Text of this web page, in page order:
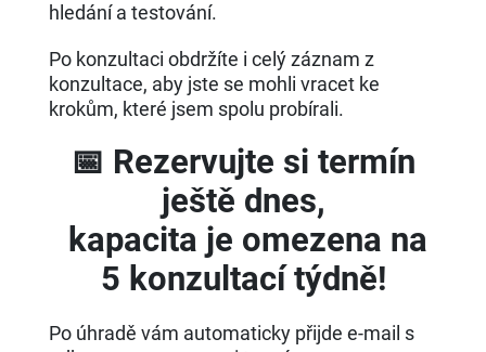
hledání a testování.
Po konzultaci obdržíte i celý záznam z
konzultace, aby jste se mohli vracet ke
krokům, které jsem spolu probírali.
📅 Rezervujte si termín
ještě dnes,
kapacita je omezena na
5 konzultací týdně!
Po úhradě vám automaticky přijde e-mail s